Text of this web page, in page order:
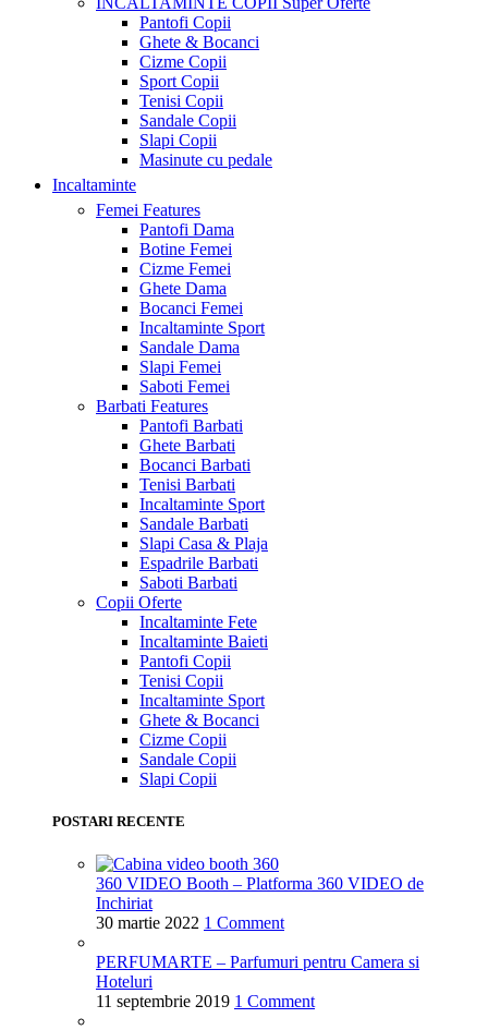
Pantofi Copii
Ghete & Bocanci
Cizme Copii
Sport Copii
Tenisi Copii
Sandale Copii
Slapi Copii
Masinute cu pedale
Incaltaminte
Femei Features
Pantofi Dama
Botine Femei
Cizme Femei
Ghete Dama
Bocanci Femei
Incaltaminte Sport
Sandale Dama
Slapi Femei
Saboti Femei
Barbati Features
Pantofi Barbati
Ghete Barbati
Bocanci Barbati
Tenisi Barbati
Incaltaminte Sport
Sandale Barbati
Slapi Casa & Plaja
Espadrile Barbati
Saboti Barbati
Copii Oferte
Incaltaminte Fete
Incaltaminte Baieti
Pantofi Copii
Tenisi Copii
Incaltaminte Sport
Ghete & Bocanci
Cizme Copii
Sandale Copii
Slapi Copii
POSTARI RECENTE
360 VIDEO Booth – Platforma 360 VIDEO de
Inchiriat
30 martie 2022 1 Comment
PERFUMARTE – Parfumuri pentru Camera si
Hoteluri
11 septembrie 2019 1 Comment